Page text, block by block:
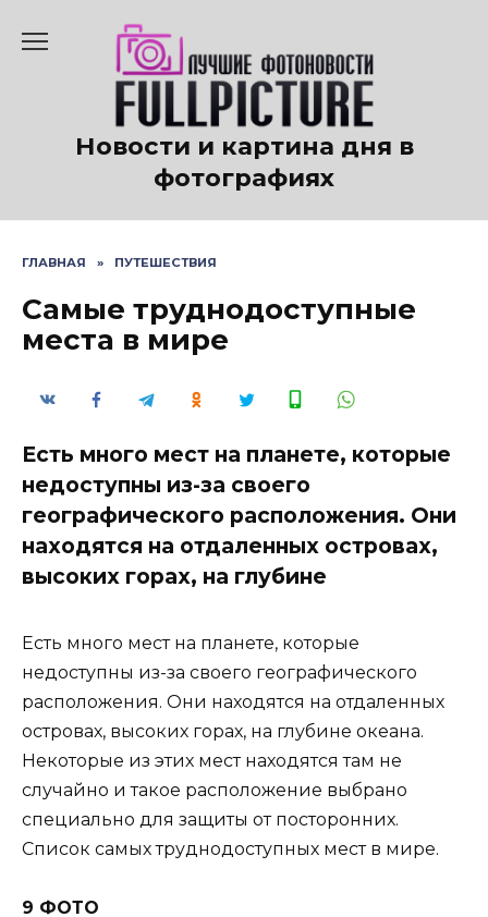
содержанию
Новости и картина дня в
фотографиях
ГЛАВНАЯ » ПУТЕШЕСТВИЯ
Самые труднодоступные
места в мире
Есть много мест на планете, которые
недоступны из-за своего
географического расположения. Они
находятся на отдаленных островах,
высоких горах, на глубине
Есть много мест на планете, которые
недоступны из-за своего географического
расположения. Они находятся на отдаленных
островах, высоких горах, на глубине океана.
Некоторые из этих мест находятся там не
случайно и такое расположение выбрано
специально для защиты от посторонних.
Список самых труднодоступных мест в мире.
9 ФОТО